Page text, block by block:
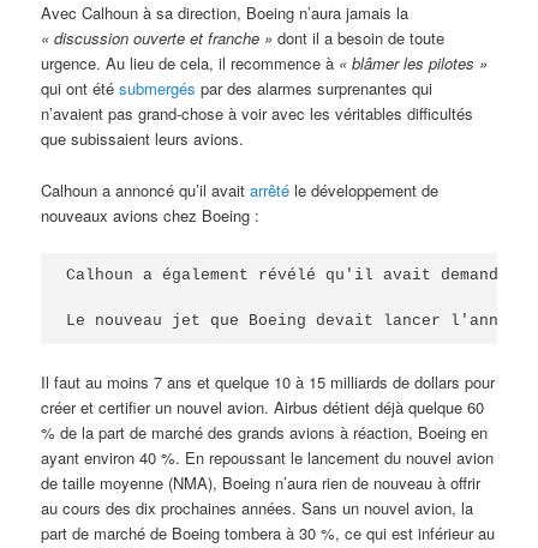
Avec Calhoun à sa direction, Boeing n’aura jamais la
« discussion ouverte et franche » dont il a besoin de toute
urgence. Au lieu de cela, il recommence à « blâmer les pilotes »
qui ont étésubmergés par des alarmes surprenantes qui
n’avaient pas grand-chose à voir avec les véritables difficultés
que subissaient leurs avions.
Calhoun a annoncé qu’il avaitarrêté le développement de
nouveaux avions chez Boeing :
Calhoun a également révélé qu'il avait
Le nouveau jet que Boeing devait lancer l'année
Il faut au moins 7 ans et quelque 10 à 15 milliards de dollars pour
créer et certifier un nouvel avion. Airbus détient déjà quelque 60
% de la part de marché des grands avions à réaction, Boeing en
ayant environ 40 %. En repoussant le lancement du nouvel avion
de taille moyenne (NMA), Boeing n’aura rien de nouveau à offrir
au cours des dix prochaines années. Sans un nouvel avion, la
part de marché de Boeing tombera à 30 %, ce qui est inférieur au